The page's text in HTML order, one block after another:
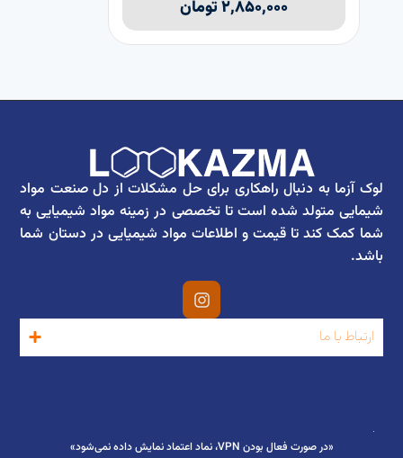
۲,۸۵۰,۰۰۰تومان
لوک آزما به دنبال راهکاری برای حل مشکلات از دل صنعت مواد
شیمایی متولد شده است تا تخصصی در زمینه مواد شیمیایی به
شما کمک کند تا قیمت و اطلاعات مواد شیمیایی در دستان شما
باشد.
ارتباط با ما
«در صورت فعال بودن VPN، نماد اعتماد نمایش داده نمی‌شود»